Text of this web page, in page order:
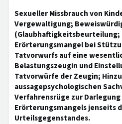
Sexueller Missbrauch von
Vergewaltigung;
(Glaubhaftigkeitsbeurteilung;
Erörterungsmangel bei
Tatvorwurfs auf eine
Belastungszeugin und
Tatvorwürfe der Zeugin;
aussagepsychologischen
Verfahrensrüge zur
Erörterungsmangels jenseits
Urteilsgegenstandes.